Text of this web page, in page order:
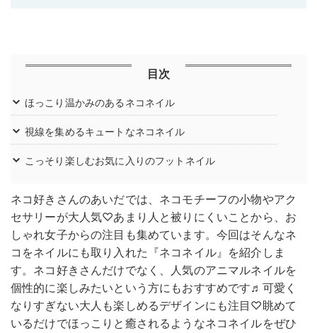
目次
ほっこり温かみのあるネコネイル
視線を集めるキュートなネコネイル
こっそり楽しむお気に入りのフットネイル
ネコ好きさんのあいだでは、ネコモチーフの小物やアク
セサリーが大人気♡あまり人と被りにくいことから、お
しゃれ女子からの注目も集めています。今回はそんなネ
コをネイルにも取り入れた『ネコネイル』を紹介しま
す。ネコ好きさんだけでなく、人気のアニマルネイルを
個性的に楽しみたいという方にもおすすめです♬可愛く
なりすぎない大人も楽しめるデザインにも注目♡眺めて
いるだけでほっこりと癒されるようなネコネイルをぜひ